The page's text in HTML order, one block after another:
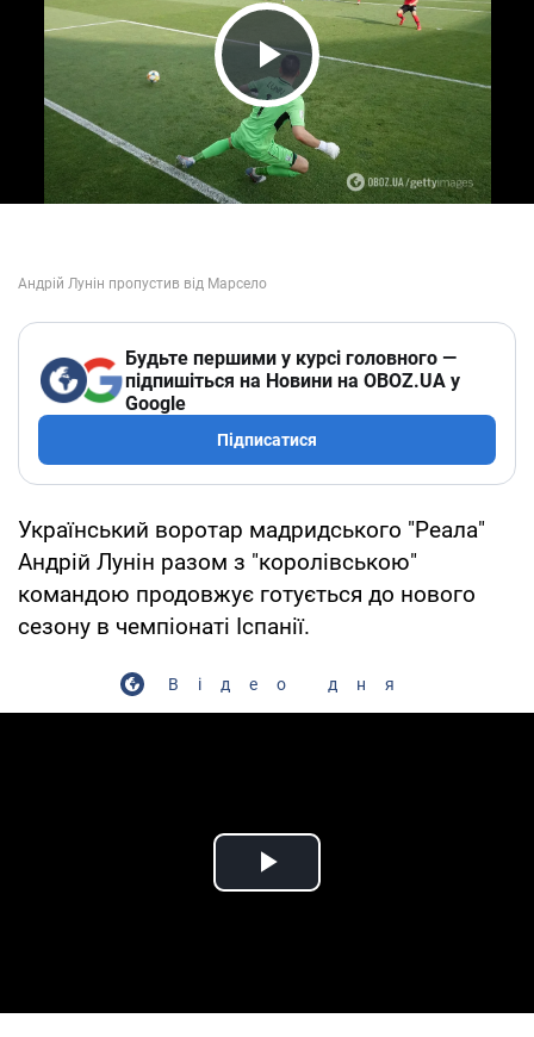
Play Video
Будьте першими у курсі головного —
підпишіться на Новини на OBOZ.UA у
Google
Підписатися
Український воротар мадридського "Реала"
Андрій Лунін разом з "королівською"
командою продовжує готується до нового
сезону в чемпіонаті Іспанії.
Відео дня
Play Video